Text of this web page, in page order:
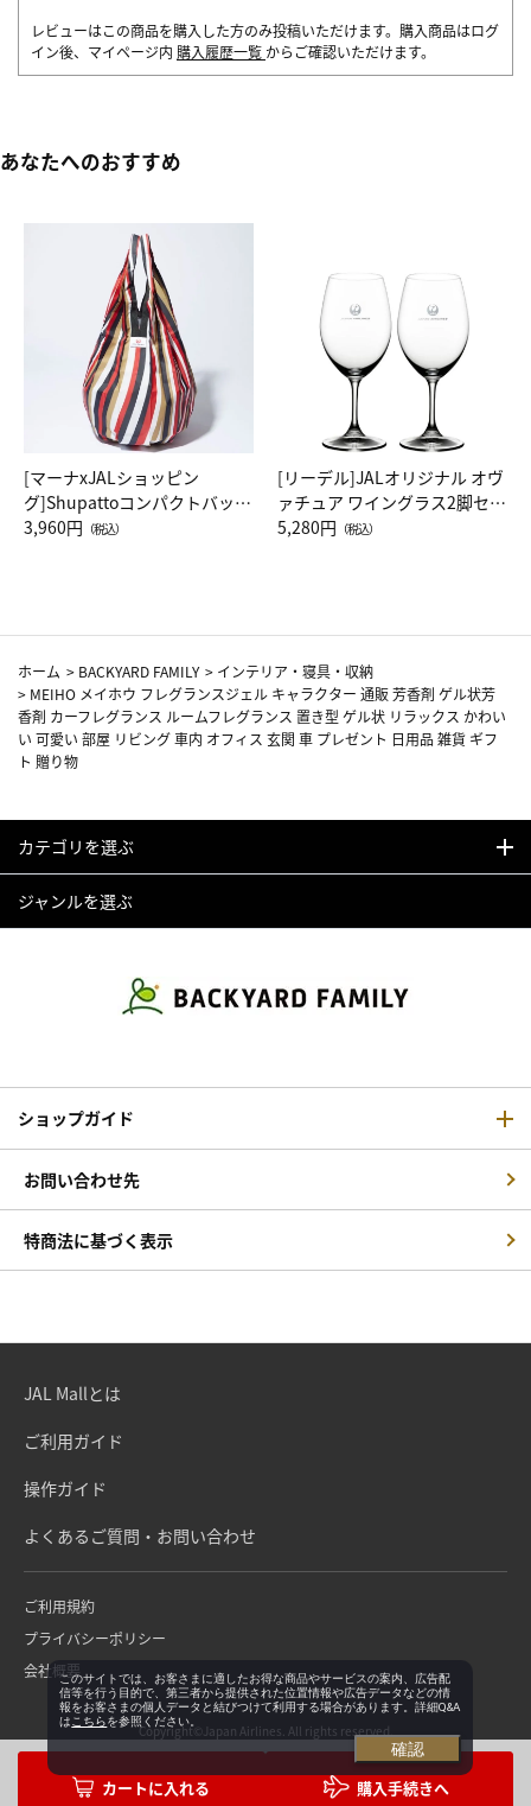
購入手続きへ
レビューはこの商品を購入した方のみ投稿いただけます。購入商品はログ
イン後、マイページ内 購入履歴一覧 からご確認いただけます。
あなたへのおすすめ
[マーナxJALショッピン
グ]Shupattoコンパクトバッグ
Drop JAL客室乗務員（LC）ス
3,960円 （税込）
[リーデル]JALオリジナル オヴ
ァチュア ワイングラス2脚セッ
ト（レッドワイン）
5,280円 （税込）
ホーム > BACKYARD FAMILY > インテリア・寝具・収納
> MEIHO メイホウ フレグランスジェル キャラクター 通販 芳香剤 ゲル状芳
香剤 カーフレグランス ルームフレグランス 置き型 ゲル状 リラックス かわい
い 可愛い 部屋 リビング 車内 オフィス 玄関 車 プレゼント 日用品 雑貨 ギフ
ト 贈り物
カテゴリを選ぶ
ジャンルを選ぶ
ショップガイド
お問い合わせ先
特商法に基づく表示
JAL Mallとは
ご利用ガイド
操作ガイド
よくあるご質問・お問い合わせ
ご利用規約
プライバシーポリシー
会社概要
Copyright©Japan Airlines. All rights reserved.
このサイトでは、お客さまに適したお得な商品やサービスの案内、広告配
信等を行う目的で、第三者から提供された位置情報や広告データなどの情
報をお客さまの個人データと結びつけて利用する場合があります。詳細Q&A
は こちらを参照ください。
確認